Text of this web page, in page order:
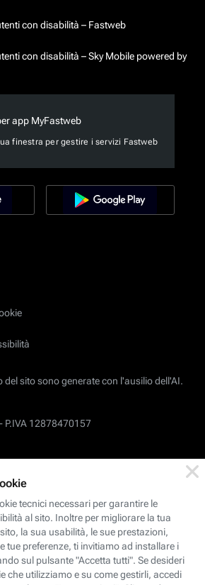
con disabilità – Fastweb
con disabilità – Sky Mobile powered by
app MyFastweb
finestra per gestire i servizi Fastweb
del sito sono generate con l'ausilio dell'AI.
P.IVA 12878470157